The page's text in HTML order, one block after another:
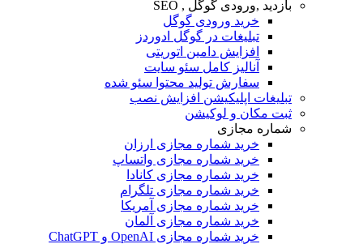
بازدید ,ورودی گوگل , SEO
خرید ورودی گوگل
تبلیغات در گوگل ادوردز
افزایش دامین اتوریتی
آنالیز کامل سئو سایت
سفارش تولید محتوا سئو شده
تبلیغات اپلیکیشن افزایش نصب
ثبت مکان و لوکیشن
شماره مجازی
خرید شماره مجازی ارزان
خرید شماره مجازی واتساپ
خرید شماره مجازی کانادا
خرید شماره مجازی تلگرام
خرید شماره مجازی آمریکا
خرید شماره مجازی آلمان
خرید شماره مجازی OpenAI و ChatGPT